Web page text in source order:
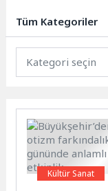
yaz piknikleri başladı....
Tüm Kategoriler
Kültür Sanat